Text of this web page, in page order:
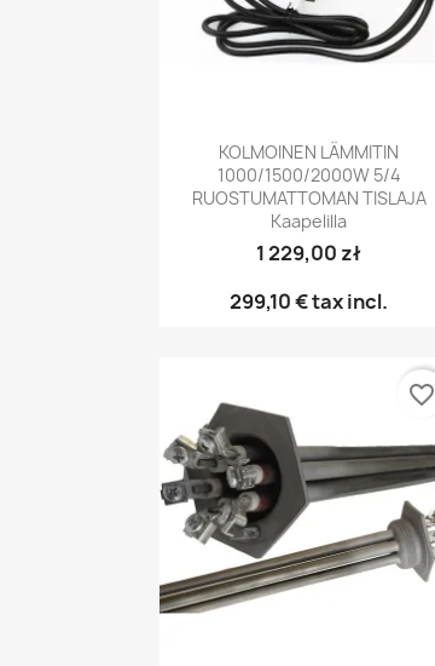
Pikakatselu
KOLMOINEN LÄMMITIN
1000/1500/2000W 5/4
RUOSTUMATTOMAN TISLAJA
Kaapelilla
1 229,00 zł
299,10 €tax incl.
favorite_border